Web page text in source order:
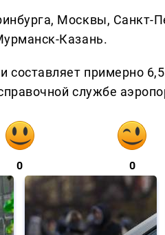
Москвы, Санкт-
Казань.
примерно
службе
0 0